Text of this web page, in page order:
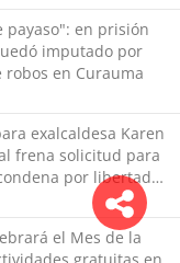
payaso": en prisión
imputado por
en Curauma
exalcaldesa Karen
frena solicitud para
por libertad
el Mes de la